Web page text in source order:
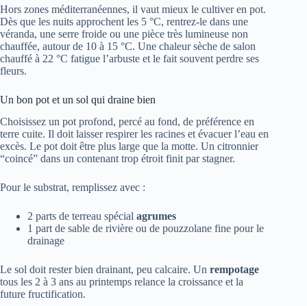
Hors zones méditerranéennes, il vaut mieux le cultiver en pot.
Dès que les nuits approchent les 5 °C, rentrez-le dans une
véranda, une serre froide ou une pièce très lumineuse non
chauffée, autour de 10 à 15 °C. Une chaleur sèche de salon
chauffé à 22 °C fatigue l’arbuste et le fait souvent perdre ses
fleurs.
Un bon pot et un sol qui draine bien
Choisissez un pot profond, percé au fond, de préférence en
terre cuite. Il doit laisser respirer les racines et évacuer l’eau en
excès. Le pot doit être plus large que la motte. Un citronnier
“coincé” dans un contenant trop étroit finit par stagner.
Pour le substrat, remplissez avec :
2 parts de terreau spécial agrumes
1 part de sable de rivière ou de pouzzolane fine pour le
drainage
Le sol doit rester bien drainant, peu calcaire. Un rempotage
tous les 2 à 3 ans au printemps relance la croissance et la
future fructification.